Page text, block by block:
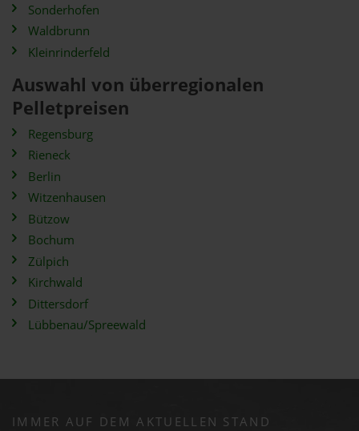
Sonderhofen
Waldbrunn
Kleinrinderfeld
Auswahl von überregionalen
Pelletpreisen
Regensburg
Rieneck
Berlin
Witzenhausen
Bützow
Bochum
Zülpich
Kirchwald
Dittersdorf
Lübbenau/Spreewald
IMMER AUF DEM AKTUELLEN STAND